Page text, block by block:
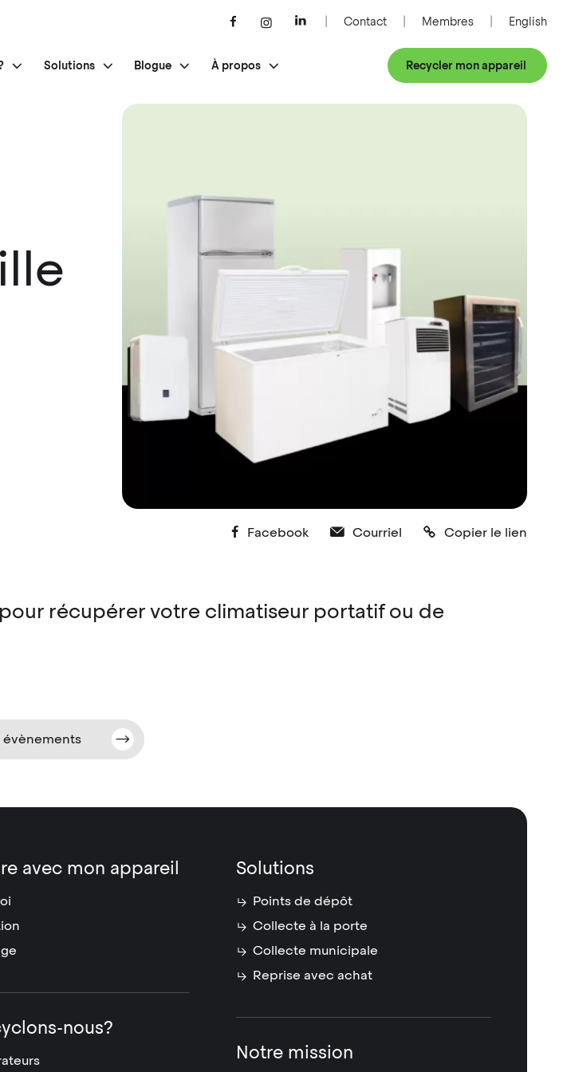
Solutions Blogue À propos Recycler mon appareil
Contact Membres English
Facebook Courriel Copier le lien
récupérer votre climatiseur portatif ou de
évènements
avec mon appareil
nous?
Solutions
Points de dépôt
Collecte à la porte
Collecte municipale
Reprise avec achat
Notre mission